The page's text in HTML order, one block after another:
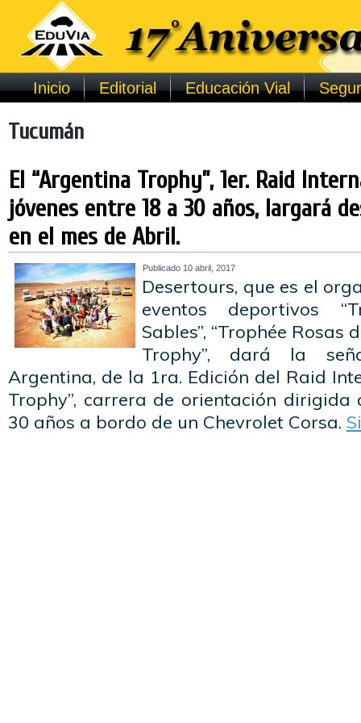
Inicio Editorial Educación Vial
Tucumán
El “Argentina Trophy”, 1er. Raid
jóvenes entre 18 a 30 años, largará
en el mes de Abril.
Publicado 10 abril, 2017
Desertours, que es el
eventos deportivos
Sables”, “Trophée Rosas
Trophy”, dará la
Argentina, de la 1ra. Edición del Raid
Trophy”, carrera de orientación dirigida
30 años a bordo de un Chevrolet Corsa.